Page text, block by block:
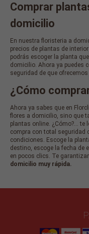
Comprar
domicilio
En nuestra floristeria a
precios de plantas de
podrás escoger la planta
domicilio. Ahora ya puedes
seguridad de que
¿Cómo
Ahora ya sabes que en
flores a domicilio, sino que
plantas online. ¿Cómo?... te
compra con total seguridad
condiciones. Escoge la
destino, escoge la fecha de
en pocos clics. Te
domicilio muy rápida.